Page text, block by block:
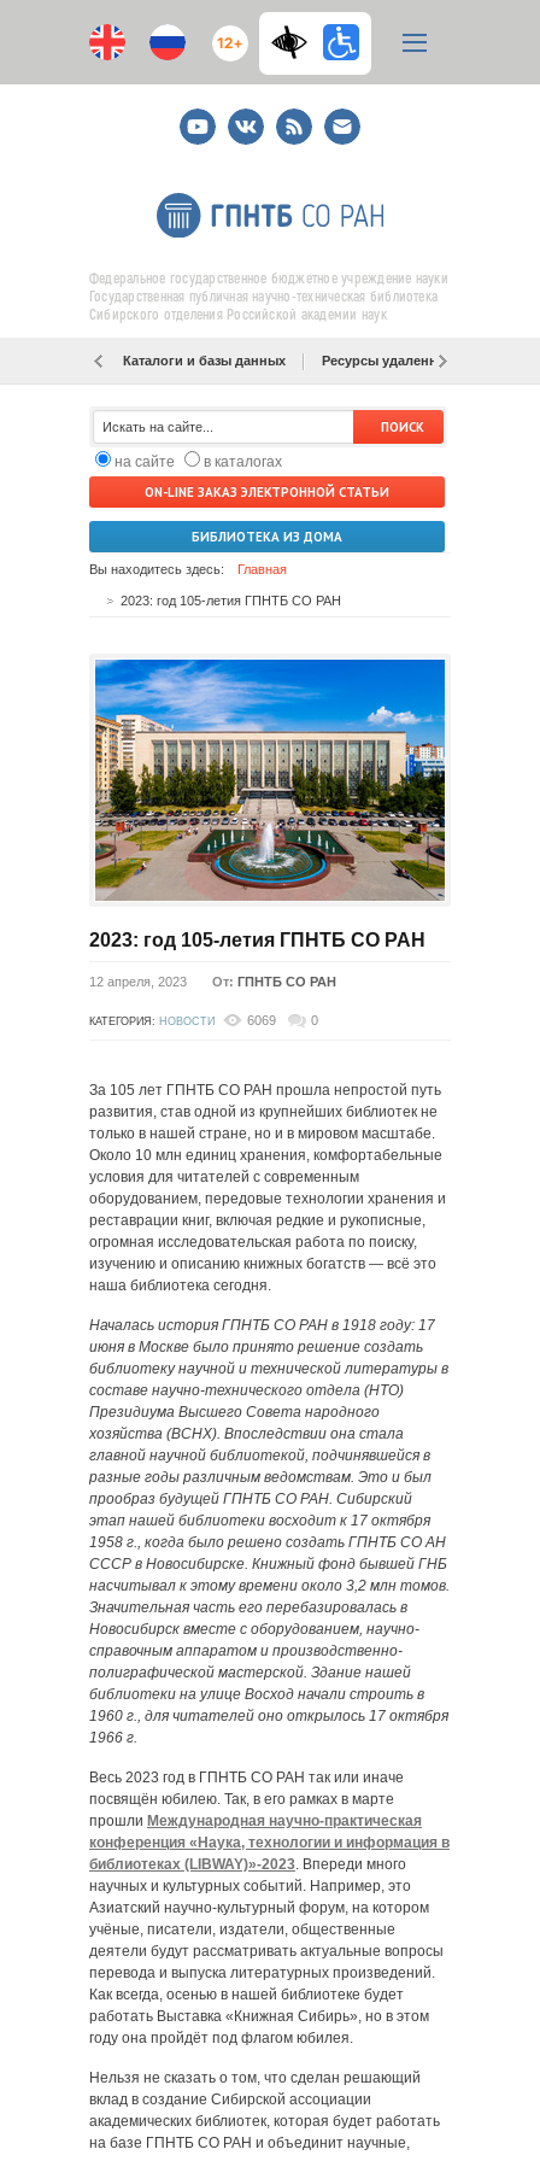
12+
YoutubeВКонтакте
RSS
E-
mail
подписка
Федеральное государственное бюджетное учреждение науки
Государственная публичная научно-техническая библиотека
Сибирского отделения Российской академии наук
Каталоги и базы данных Ресурсы удаленного доступа
на сайте
в каталогах
ON-LINE ЗАКАЗ ЭЛЕКТРОННОЙ СТАТЬИ
БИБЛИОТЕКА ИЗ ДОМА
Вы находитесь здесь: Главная
2023: год 105-летия ГПНТБ СО РАН
2023: год 105-летия ГПНТБ СО РАН
12 апреля, 2023 От: ГПНТБ СО РАН
КАТЕГОРИЯ: НОВОСТИ 6069 0
За 105 лет ГПНТБ СО РАН прошла непростой путь
развития, став одной из крупнейших библиотек не
только в нашей стране, но и в мировом масштабе.
Около 10 млн единиц хранения, комфортабельные
условия для читателей с современным
оборудованием, передовые технологии хранения и
реставрации книг, включая редкие и рукописные,
огромная исследовательская работа по поиску,
изучению и описанию книжных богатств — всё это
наша библиотека сегодня.
Началась история ГПНТБ СО РАН в 1918 году: 17
июня в Москве было принято решение создать
библиотеку научной и технической литературы в
составе научно-технического отдела (НТО)
Президиума Высшего Совета народного
хозяйства (ВСНХ). Впоследствии она стала
главной научной библиотекой, подчинявшейся в
разные годы различным ведомствам. Это и был
прообраз будущей ГПНТБ СО РАН. Сибирский
этап нашей библиотеки восходит к 17 октября
1958 г., когда было решено создать ГПНТБ СО АН
СССР в Новосибирске. Книжный фонд бывшей ГНБ
насчитывал к этому времени около 3,2 млн томов.
Значительная часть его перебазировалась в
Новосибирск вместе с оборудованием, научно-
справочным аппаратом и производственно-
полиграфической мастерской. Здание нашей
библиотеки на улице Восход начали строить в
1960 г., для читателей оно открылось 17 октября
1966 г.
Весь 2023 год в ГПНТБ СО РАН так или иначе
посвящён юбилею. Так, в его рамках в марте
прошли Международная научно-практическая
конференция «Наука, технологии и информация в
библиотеках (LIBWAY)»-2023. Впереди много
научных и культурных событий. Например, это
Азиатский научно-культурный форум, на котором
учёные, писатели, издатели, общественные
деятели будут рассматривать актуальные вопросы
перевода и выпуска литературных произведений.
Как всегда, осенью в нашей библиотеке будет
работать Выставка «Книжная Сибирь», но в этом
году она пройдёт под флагом юбилея.
Нельзя не сказать о том, что сделан решающий
вклад в создание Сибирской ассоциации
академических библиотек, которая будет работать
на базе ГПНТБ СО РАН и объединит научные,